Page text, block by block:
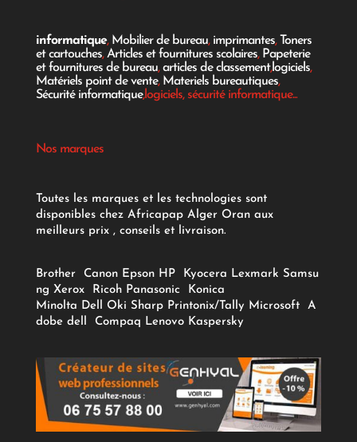
informatique, Mobilier de bureau, imprimantes, Toners
et cartouches,Articles et fournitures scolaires, Papeterie
et fournitures de bureau,articles de classement,logiciels,
Matériels point de vente, Materiels bureautiques,
Sécurité informatique,logiciels, sécurité informatique...
Nos marques
Toutes les marques et les technologies sont
disponibles chez Africapap Alger Oran aux
meilleurs prix , conseils et livraison.
Brother Canon Epson HP Kyocera Lexmark Samsu
ng Xerox Ricoh Panasonic
Konica
Minolta Dell Oki Sharp Printonix/Tally Microsoft
A
dobe dell Compaq Lenovo Kaspersky